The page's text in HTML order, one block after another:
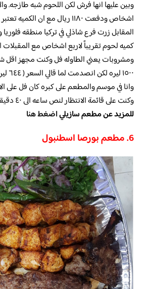
وبين عليها انها فرش لكن اللحوم شبه طازجه.
اشخاص ودفعت ١١٨٠ ريال مع ان
المقابل زرت فرع شاذلي في تركيا منطقه فلوريا
كميه لحوم تقريباً لاربع اشخاص مع المقبلات
وانا في موسم والمطعم على كبره كان فل على
وكنت على قائمة الانتظار لنص ساعه الى ٤٠ دقيقه.
للمزيد عن مطعم سازيلياضغط هنا
6. مطعم بورصا اسطنبول